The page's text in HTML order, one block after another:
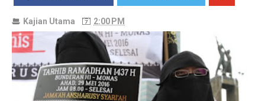
Kajian Utama 2:00 PM